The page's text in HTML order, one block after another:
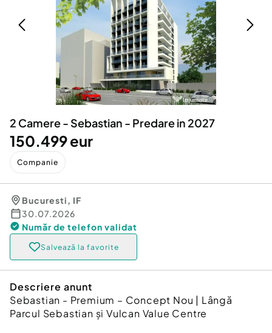
Servicii
Animale de companie
Afaceri și echipamente profesionale
Inchiriere Bunuri si Vehicule
Utilaje agricole si industriale
Piese auto si accesorii
Dacia Duster
2 Camere - Sebastian - Predare in 2027
150.499 eur
Companie
Bucuresti, IF
30.07.2026
Număr de telefon validat
Salvează la favorite
Descriere anunt
Sebastian - Premium – Concept Nou | Lângă
Parcul Sebastian și Vulcan Value Centre